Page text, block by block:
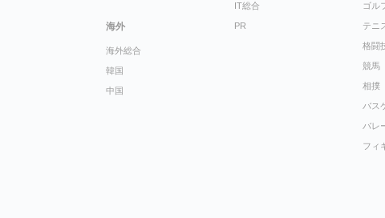
海外
海外総合
韓国
中国
IT総合
PR
ゴル
テニ
格闘
競馬
相撲
バス
バレ
フィ